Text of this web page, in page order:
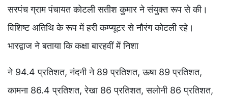
सरपंच ग्राम पंचायत कोटली सतीश कुमार ने संयुक्त रूप से की।
विशिष्ट अतिथि के रूप में हरी कम्प्यूटर से नौरंग कोटली रहे।
भारद्वाज ने बताया कि कक्षा बारहवीं में निशा
ने 94.4 प्रतिशत, नंदनी ने 89 प्रतिशत, ऊषा 89 प्रतिशत,
कामना 86.4 प्रतिशत, रेखा 86 प्रतिशत, सलोनी 86 प्रतिशत,